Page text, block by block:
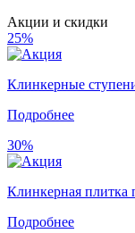
Акции и скидки
25%
Клинкерные
Подробнее
30%
Клинкерная плитка
Подробнее